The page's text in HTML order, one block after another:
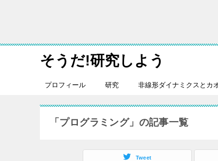
そうだ!研究しよう
プロフィール 研究 非線形ダイナミクスとカ
「プログラミング」の記事一覧
Tweet